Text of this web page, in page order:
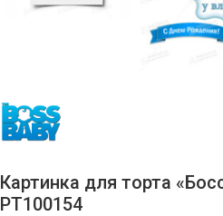
Картинка для торта
PT100154